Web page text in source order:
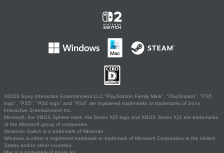
©2026 Sony Interactive Entertainment LLC."PlayStation Family Mark", "PlayStation", "PS5
logo", "PS5", "PS4 logo" and "PS4" are registered trademarks or trademarks of Sony
Interactive Entertainment Inc.
Microsoft, the XBOX Sphere mark, the Series X|S logo and XBOX Series X|S are trademarks
of the Microsoft group of companies.
Nintendo Switch is a trademark of Nintendo.
Windows is either a registered trademark or trademark of Microsoft Corporation in the United
States and/or other countries.